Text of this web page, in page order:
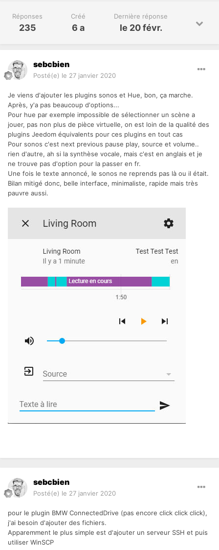
Réponses
235
Créé
6 a
Dernière réponse
le 20 févr.
sebcbien
Posté(e) le 27 janvier 2020
Je viens d'ajouter les plugins sonos et Hue, bon, ça marche.
Après, y'a pas beaucoup d'options...
Pour hue par exemple impossible de sélectionner un scène a
jouer, pas non plus de pièce virtuelle, on est loin de la qualité des
plugins Jeedom équivalents pour ces plugins en tout cas
Pour sonos c'est next previous pause play, source et volume..
rien d'autre, ah si la synthèse vocale, mais c'est en anglais et je
ne trouve pas d'option pour la passer en fr.
Une fois le texte annoncé, le sonos ne reprends pas là ou il était.
Bilan mitigé donc, belle interface, minimaliste, rapide mais très
pauvre aussi.
sebcbien
Posté(e) le 27 janvier 2020
pour le plugin BMW ConnectedDrive (pas encore click click click),
j'ai besoin d'ajouter des fichiers.
Apparemment le plus simple est d'ajouter un serveur SSH et puis
utiliser WinSCP